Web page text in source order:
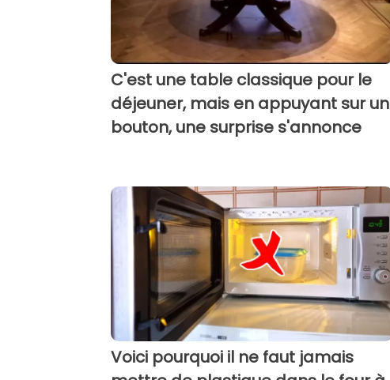
C'est une table classique pour le
déjeuner, mais en appuyant sur un
bouton, une surprise s'annonce
Voici pourquoi il ne faut jamais